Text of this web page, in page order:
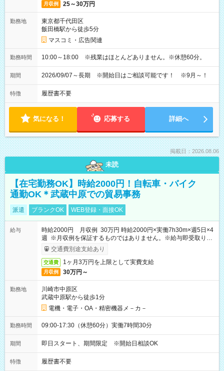
月収例 25～30万円
勤務地
東京都千代田区
飯田橋駅から徒歩5分
マスコミ・広告関連
勤務時間 10:00～18:00 ※残業はほとんどありません。※休憩60分。
期間 2026/09/07～長期 ※開始日はご相談可能です！ ※9月～！
特徴 履歴書不要
気になる！ 応募する 詳細へ
掲載日：2026.08.06
未読
【在宅勤務OK】時給2000円！自転車・バイク
通勤OK＊武蔵中原での貿易事務
派遣 ブランクOK WEB登録・面接OK
給与
時給2000円 月収例 30万円 時給2000円×実働7h30m×週5日×4
週 ※月収例を保証するものではありません。※給与即受取りサ
ービス利用可（利用条件有）
交通費別途支給あり
交通費 1ヶ月3万円を上限として実費支給
月収例 30万円～
勤務地
川崎市中原区
武蔵中原駅から徒歩1分
電機・電子・OA・精密機器メ－カ－
勤務時間 09:00-17:30（休憩60分）実働7時間30分
期間 即日スタート、期間限定 ※開始日相談OK
特徴 履歴書不要